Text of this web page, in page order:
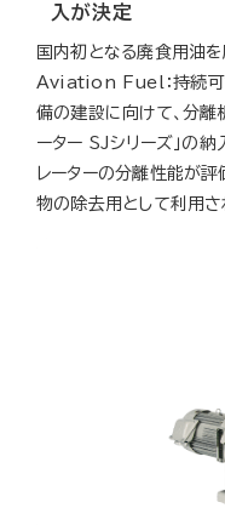
入が決定
国内初となる廃食用油
Aviation Fuel：持続可
備の建設に向けて、分離
ーター SJシリーズ」の
レーターの分離性能が
物の除去用として利用さ